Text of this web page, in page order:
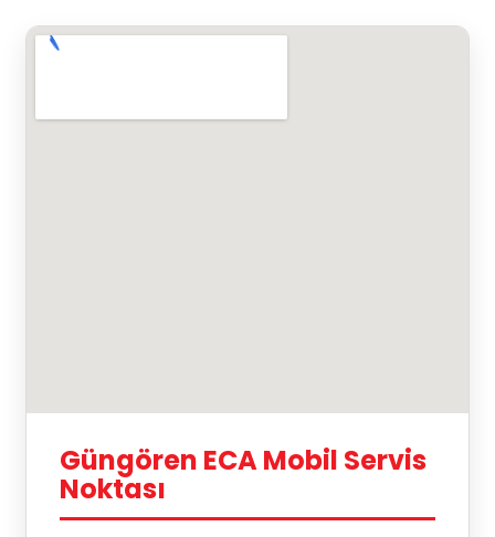
Güngören ECA Mobil Servis
Noktası